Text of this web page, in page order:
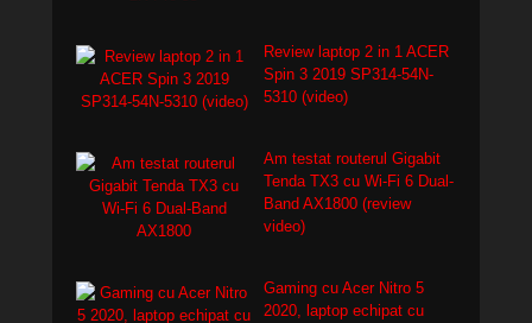
Review laptop 2 in 1 ACER
Spin 3 2019 SP314-54N-
5310 (video)
Am testat routerul Gigabit
Tenda TX3 cu Wi-Fi 6 Dual-
Band AX1800 (review
video)
Gaming cu Acer Nitro 5
2020, laptop echipat cu